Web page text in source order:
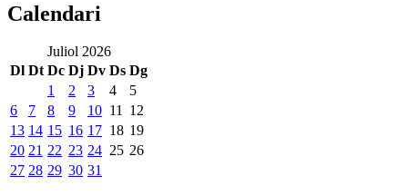
Calendari
Juliol 2026
Dl Dt Dc Dj Dv Ds Dg
1
2 3 4
5
6
7 8 9 10 11 12
13 14 15 16 17 18 19
20 21 22 23 24 25 26
27 28 29 30 31